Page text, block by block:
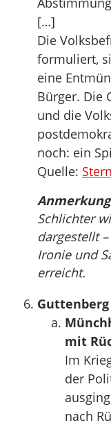
[…]
Die
formuliert,
eine
Bürger. Die
und die
noch: ein
Quelle: Stern
Schlichter
dargestellt
Ironie und
erreicht.
Guttenberg
mit
Im
der
nach